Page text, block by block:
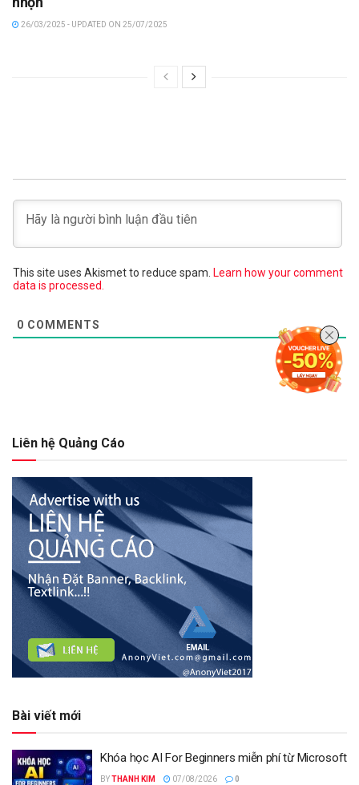
26/03/2025 - UPDATED ON 25/07/2025
This site uses Akismet to reduce spam. Learn how your comment
data is processed.
0 COMMENTS
Liên hệ Quảng Cáo
Bài viết mới
Khóa học AI For Beginners miễn phí từ Microsoft
BYTHANH KIM 07/08/2026 0